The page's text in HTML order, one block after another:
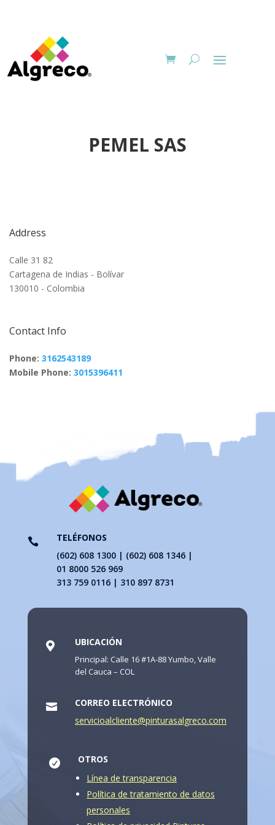
PEMEL SAS
Address
Calle 31 82
Cartagena de Indias - Bolívar
130010 - Colombia
Contact Info
Phone: 3162543189
Mobile Phone: 3015396411

TELÉFONOS
(602) 608 1300 | (602) 608 1346 |
01 8000 526 969
313 759 0116 | 310 897 8731
 UBICACIÓN
Principal: Calle 16 #1A-88 Yumbo, Valle
del Cauca – COL

CORREO ELECTRÓNICO
servicioalcliente@pinturasalgreco.com

OTROS
Línea de transparencia
Política de tratamiento de datos
personales